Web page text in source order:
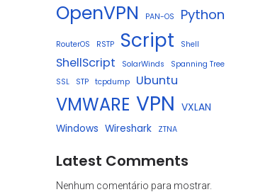
OpenVPN PAN-OS Python
RouterOS RSTP Script Shell
ShellScript SolarWinds
Spanning Tree
SSL
STP tcpdump Ubuntu
VMWARE VPN VXLAN
Windows Wireshark ZTNA
Latest Comments
Nenhum comentário para mostrar.